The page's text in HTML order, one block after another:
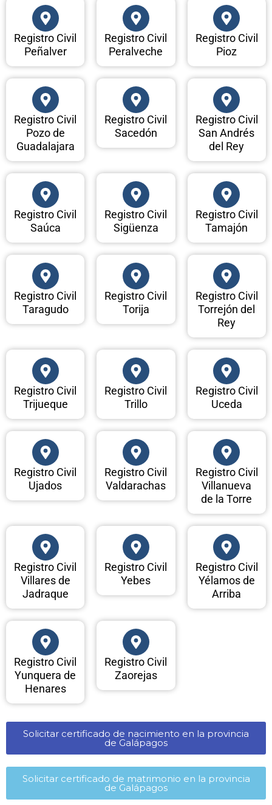
Registro Civil
Peñalver
Registro Civil
Peralveche
Registro Civil
Pioz
Registro Civil
Pozo de
Guadalajara
Registro Civil
Sacedón
Registro Civil
San Andrés
del Rey
Registro Civil
Saúca
Registro Civil
Sigüenza
Registro Civil
Tamajón
Registro Civil
Taragudo
Registro Civil
Torija
Registro Civil
Torrejón del
Rey
Registro Civil
Trijueque
Registro Civil
Trillo
Registro Civil
Uceda
Registro Civil
Ujados
Registro Civil
Valdarachas
Registro Civil
Villanueva
de la Torre
Registro Civil
Villares de
Jadraque
Registro Civil
Yebes
Registro Civil
Yélamos de
Arriba
Registro Civil
Yunquera de
Henares
Registro Civil
Zaorejas
Solicitar certificado de nacimiento en la provincia
de Galápagos​
Solicitar certificado de matrimonio en la provincia
de Galápagos​